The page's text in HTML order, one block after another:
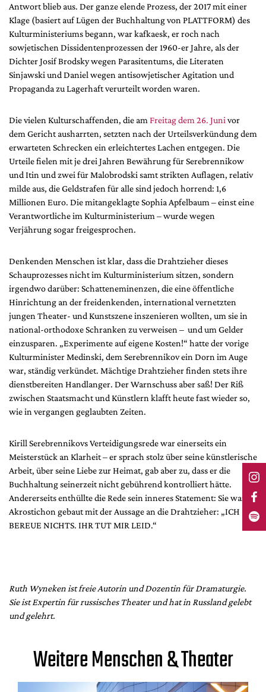
Partner
Mediadaten
Suche
Antwort blieb aus. Der ganze elende Prozess, der 2017 mit einer
Klage (basiert auf Lügen der Buchhaltung von PLATTFORM) des
Kulturministeriums begann, war kafkaesk, er roch nach
sowjetischen Dissidentenprozessen der 1960-er Jahre, als der
Dichter Josif Brodsky wegen Parasitentums, die Literaten
Sinjawski und Daniel wegen antisowjetischer Agitation und
Propaganda zu Lagerhaft verurteilt worden waren.
Die vielen Kulturschaffenden, die am Freitag dem 26. Juni vor
dem Gericht ausharrten, setzten nach der Urteilsverkündung dem
erwarteten Schrecken ein erleichtertes Lachen entgegen. Die
Urteile fielen mit je drei Jahren Bewährung für Serebrennikow
und Itin und zwei für Malobrodski samt strikten Auflagen, relativ
milde aus, die Geldstrafen für alle sind jedoch horrend: 1,6
Millionen Euro. Die mitangeklagte Sophia Apfelbaum – einst eine
Verantwortliche im Kulturministerium – wurde wegen
Verjährung sogar freigesprochen.
Denkenden Menschen ist klar, dass die Drahtzieher dieses
Schauprozesses nicht im Kulturministerium sitzen, sondern
irgendwo darüber: Schatteneminenzen, die eine öffentliche
Hinrichtung an der freidenkenden, international vernetzten
jungen Theater- und Kunstszene inszenieren wollten, um sie in
national-orthodoxe Schranken zu verweisen – und um Gelder
einzusparen. „Experimente auf eigene Kosten!“ hatte der vorige
Kulturminister Medinski, dem Serebrennikov ein Dorn im Auge
war, ständig verkündet. Mächtige Drahtzieher finden stets ihre
dienstbereiten Handlanger. Der Warnschuss aber saß! Der Riß
zwischen Staatsmacht und Künstlern klafft heute fast wieder so,
wie in vergangen geglaubten Zeiten.
Kirill Serebrennikovs Verteidigungsrede war einerseits ein
Meisterstück an Klarheit – er sprach stolz über seine künstlerische
Arbeit, über seine Liebe zur Heimat, gab aber zu, dass er die
Buchhaltung seinerzeit nicht gebührend kontrolliert hätte.
Andererseits enthüllte die Rede sein inneres Statement: Sie war als
Akrostichon gebaut mit der Aussage an die Drahtzieher: „ICH
BEREUE NICHTS. IHR TUT MIR LEID.“
Ruth Wyneken ist freie Autorin und Dozentin für Dramaturgie.
Sie ist Expertin für russisches Theater und hat in Russland gelebt
und gelehrt.
Weitere Menschen & Theater